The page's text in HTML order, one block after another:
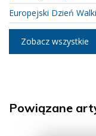
Europejski Dzień
Zobacz wszystkie
Powiązane